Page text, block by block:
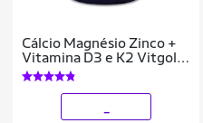
Cálcio Magnésio Zinco +
Vitamina D3 e K2 Vitgold
100 Compr.